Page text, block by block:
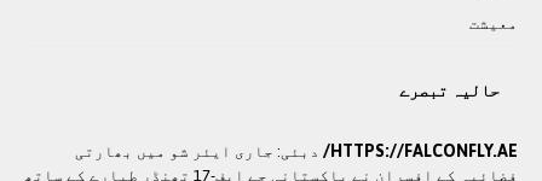
معيشت
حالیہ تبصرے
HTTPS://FALCONFLY.AE/
دبئی: جاری ایئر شو میں بھارتی
فضائیہ کے افسران نے پاکستانی جے ایف-17 تھنڈر طیارے کے ساتھ